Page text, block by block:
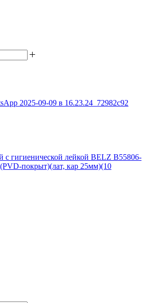
с гигиенической лейкой BELZ В55806-
покрыт)(лат, кар 25мм)(10